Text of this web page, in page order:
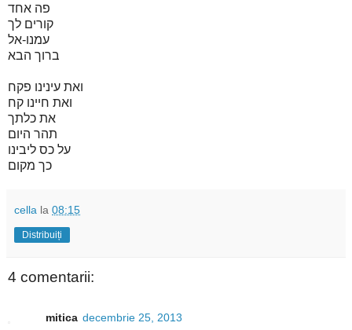
פה אחד
קורים לך
עמנו-אל
ברוך הבא
ואת עינינו פקח
ואת חיינו קח
את כלתך
תהר היום
על כס ליבינו
כך מקום
cella la 08:15
Distribuiți
4 comentarii:
mitica decembrie 25, 2013